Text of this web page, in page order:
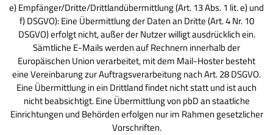
e) Empfänger/Dritte/Drittlandübermittlung (Art. 13 Abs. 1 lit. e) und
f) DSGVO): Eine Übermittlung der Daten an Dritte (Art. 4 Nr. 10
DSGVO) erfolgt nicht, außer der Nutzer willigt ausdrücklich ein.
Sämtliche E-Mails werden auf Rechnern innerhalb der
Europäischen Union verarbeitet, mit dem Mail-Hoster besteht
eine Vereinbarung zur Auftragsverarbeitung nach Art. 28 DSGVO.
Eine Übermittlung in ein Drittland findet nicht statt und ist auch
nicht beabsichtigt. Eine Übermittlung von pbD an staatliche
Einrichtungen und Behörden erfolgen nur im Rahmen gesetzlicher
Vorschriften.